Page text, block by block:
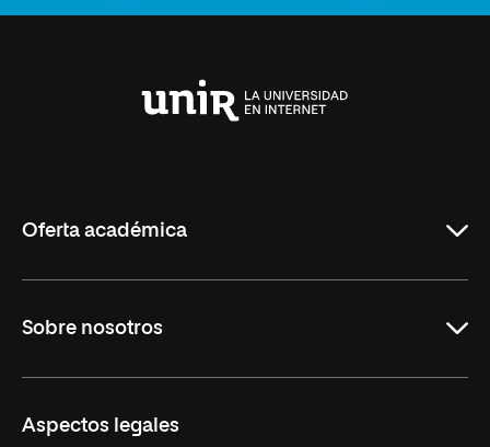
Oferta académica
Formación Continua
Sobre nosotros
Trabaja en UNIR
Aspectos legales